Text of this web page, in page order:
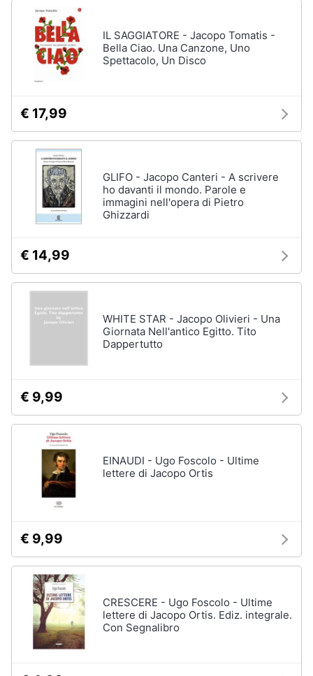
IL SAGGIATORE - Jacopo Tomatis -
Bella Ciao. Una Canzone, Uno
Spettacolo, Un Disco
€ 17,99
GLIFO - Jacopo Canteri - A scrivere
ho davanti il mondo. Parole e
immagini nell'opera di Pietro
Ghizzardi
€ 14,99
WHITE STAR - Jacopo Olivieri - Una
Giornata Nell'antico Egitto. Tito
Dappertutto
€ 9,99
EINAUDI - Ugo Foscolo - Ultime
lettere di Jacopo Ortis
€ 9,99
CRESCERE - Ugo Foscolo - Ultime
lettere di Jacopo Ortis. Ediz. integrale.
Con Segnalibro